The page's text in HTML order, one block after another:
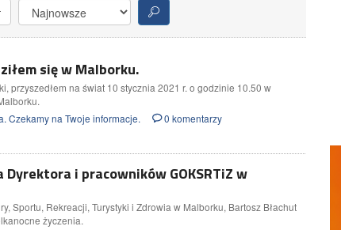
się w Malborku.
przyszedłem na świat 10 stycznia 2021 r. o godzinie 10.50 w
Czekamy na Twoje informacje. 0 komentarzy
i pracowników GOKSRTiZ w
Sportu, Rekreacji, Turystyki i Zdrowia w Malborku, Bartosz Błachut
życzenia.